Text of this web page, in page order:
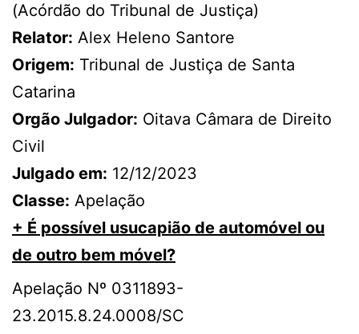
(Acórdão do Tribunal de Justiça)
Relator: Alex Heleno Santore
Origem: Tribunal de Justiça de Santa
Catarina
Orgão Julgador: Oitava Câmara de Direito
Civil
Julgado em: 12/12/2023
Classe: Apelação
+ É possível usucapião de automóvel ou
de outro bem móvel?
Apelação Nº 0311893-
23.2015.8.24.0008/SC